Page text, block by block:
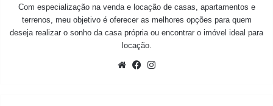
Com especialização na venda e locação de casas, apartamentos e
terrenos, meu objetivo é oferecer as melhores opções para quem
deseja realizar o sonho da casa própria ou encontrar o imóvel ideal para
locação.
WebsiteFacebook